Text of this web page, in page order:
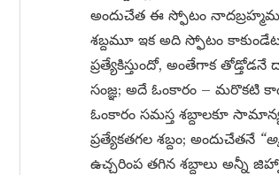
అందుచేత ఈ స్ఫోటం
శబ్దమూ ఇక అది స్ఫోటం
ప్రత్యేకిస్తుందో, అంతేగాక
సంజ్ఞ; అదే ఓంకారం – మరొకటి
ఓంకారం సమస్త శబ్దాలకూ
ప్రత్యేకతగల శబ్దం; అందుచేతనే
ఉచ్చరింప తగిన శబ్దాలు అన్నీ